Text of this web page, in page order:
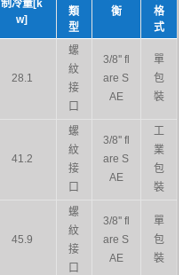
制冷量[k
w]
類
型
衡
格
式
28.1
螺
紋
接
口
3/8'' fl
are S
AE
單
包
裝
41.2
螺
紋
接
口
3/8'' fl
are S
AE
工
業
包
裝
45.9
螺
紋
接
口
3/8'' fl
are S
AE
單
包
裝